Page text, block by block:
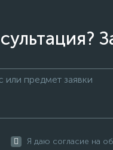
Я даю согласие на